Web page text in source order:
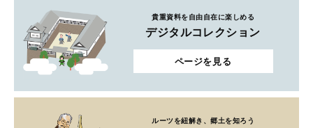
貴重資料を自由自在に楽しめる
デジタルコレクション
ページを見る
ルーツを紐解き、郷土を知ろう